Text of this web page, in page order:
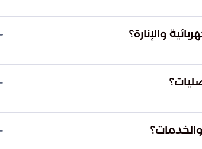
والنفايات لضمان توفير بيئة صحية
من المصلين.
وكفاءة أنظمة الإنارة، لضمان
أثناء أداء الصلاة.
في الممرات الرئيسية، مما